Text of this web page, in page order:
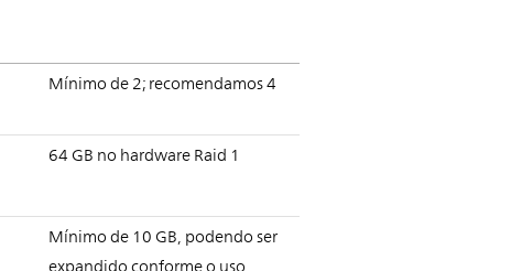
Mínimo de 2; recomendamos 4
64 GB no hardware Raid 1
Mínimo de 10 GB, podendo ser